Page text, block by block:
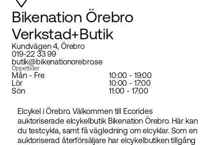
Bikenation Örebro
Verkstad+Butik
Kundvägen 4, Örebro
019-22 33 99
butik@bikenationorebro.se
Öppettider
Mån - Fre
10:00 - 19:00
Lör
10:00 - 17:00
Sön
11:00 - 17:00
Elcykel i Örebro. Välkommen till Ecorides
auktoriserade elcykelbutik Bikenation Örebro. Här kan
du testcykla, samt få vägledning om elcyklar. Som en
auktoriserad återförsäljare har elcykelbutiken tillgång